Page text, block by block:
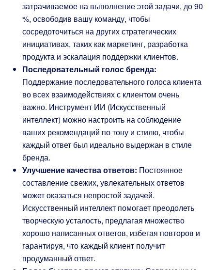
затрачиваемое на выполнение этой задачи, до 90
%, освободив вашу команду, чтобы
сосредоточиться на других стратегических
инициативах, таких как маркетинг, разработка
продукта и эскалация поддержки клиентов.
Последовательный голос бренда:
Поддержание последовательного голоса клиента
во всех взаимодействиях с клиентом очень
важно. Инструмент ИИ (Искусственный
интеллект) можно настроить на соблюдение
ваших рекомендаций по тону и стилю, чтобы
каждый ответ был идеально выдержан в стиле
бренда.
Улучшение качества ответов: Постоянное
составление свежих, увлекательных ответов
может оказаться непростой задачей.
Искусственный интеллект помогает преодолеть
творческую усталость, предлагая множество
хорошо написанных ответов, избегая повторов и
гарантируя, что каждый клиент получит
продуманный ответ.